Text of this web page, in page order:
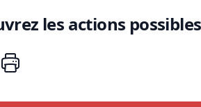
les actions
à mes coups de coeurs
Imprimer